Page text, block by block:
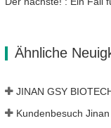
Ähnliche